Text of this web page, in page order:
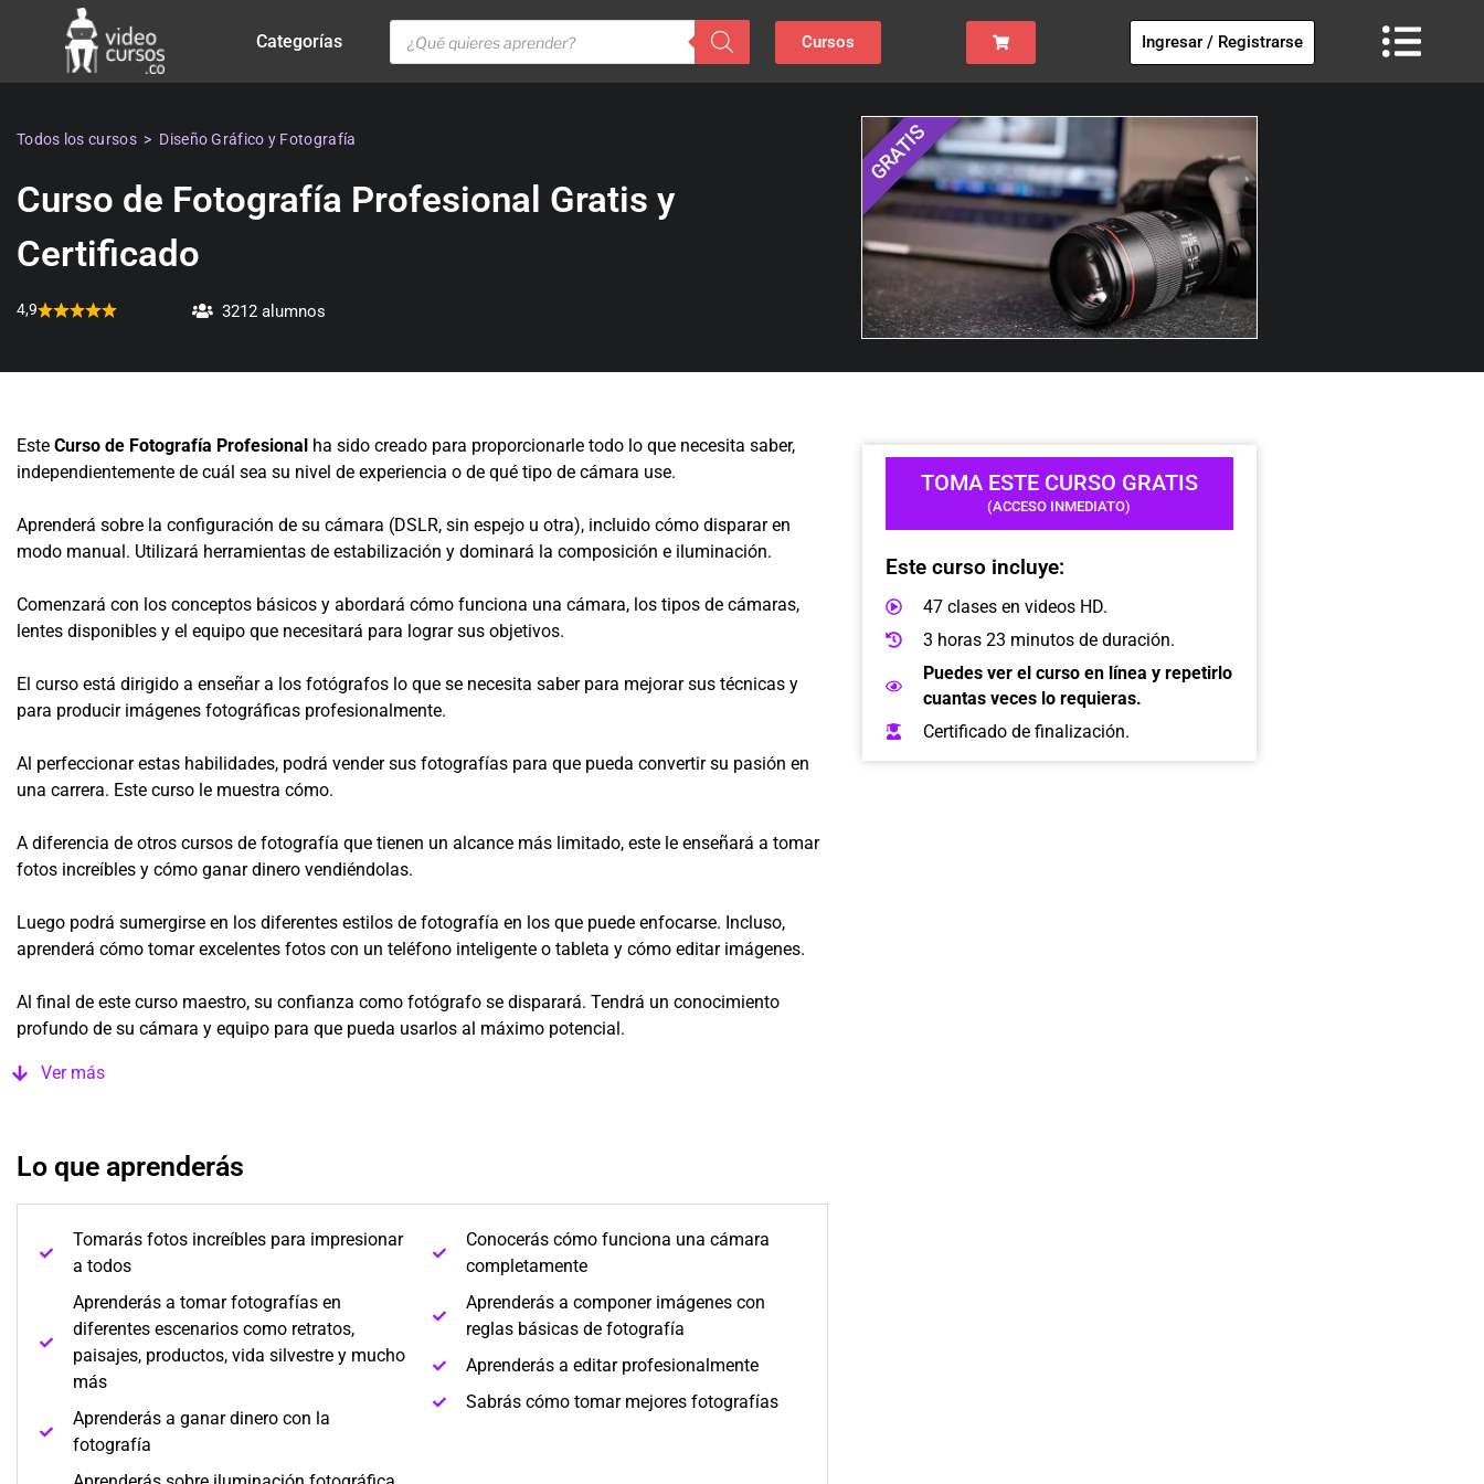
Categorías Cursos Ingresar / Registrarse
Todos los cursos> Diseño Gráfico y Fotografía
Curso de Fotografía Profesional Gratis y
Certificado
4,9 3212 alumnos
GRATIS
Este Curso de Fotografía Profesional ha sido creado para proporcionarle todo lo que necesita saber,
independientemente de cuál sea su nivel de experiencia o de qué tipo de cámara use.
Aprenderá sobre la configuración de su cámara (DSLR, sin espejo u otra), incluido cómo disparar en
modo manual. Utilizará herramientas de estabilización y dominará la composición e iluminación.
Comenzará con los conceptos básicos y abordará cómo funciona una cámara, los tipos de cámaras,
lentes disponibles y el equipo que necesitará para lograr sus objetivos.
El curso está dirigido a enseñar a los fotógrafos lo que se necesita saber para mejorar sus técnicas y
para producir imágenes fotográficas profesionalmente.
Al perfeccionar estas habilidades, podrá vender sus fotografías para que pueda convertir su pasión en
una carrera. Este curso le muestra cómo.
A diferencia de otros cursos de fotografía que tienen un alcance más limitado, este le enseñará a tomar
fotos increíbles y cómo ganar dinero vendiéndolas.
Luego podrá sumergirse en los diferentes estilos de fotografía en los que puede enfocarse. Incluso,
aprenderá cómo tomar excelentes fotos con un teléfono inteligente o tableta y cómo editar imágenes.
Al final de este curso maestro, su confianza como fotógrafo se disparará. Tendrá un conocimiento
profundo de su cámara y equipo para que pueda usarlos al máximo potencial.
Ver más
TOMA ESTE CURSO GRATIS
(ACCESO INMEDIATO)
Este curso incluye:
47 clases en videos HD.
3 horas 23 minutos de duración.
Puedes ver el curso en línea y repetirlo
cuantas veces lo requieras.
Certificado de finalización.
Lo que aprenderás
Tomarás fotos increíbles para impresionar
a todos
Aprenderás a tomar fotografías en
diferentes escenarios como retratos,
paisajes, productos, vida silvestre y mucho
más
Aprenderás a ganar dinero con la
fotografía
Conocerás cómo funciona una cámara
completamente
Aprenderás a componer imágenes con
reglas básicas de fotografía
Aprenderás a editar profesionalmente
Sabrás cómo tomar mejores fotografías